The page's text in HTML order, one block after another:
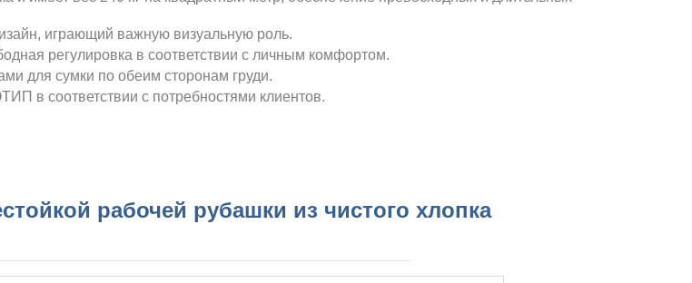
играющий важную визуальную роль.
регулировка в соответствии с личным комфортом.
для сумки по обеим сторонам груди.
в соответствии с потребностями клиентов.
рабочей рубашки из чистого хлопка